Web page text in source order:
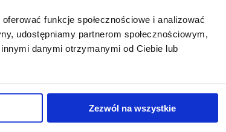
funkcje społecznościowe i analizować
udostępniamy partnerom społecznościowym,
danymi otrzymanymi od Ciebie lub
Zezwól na wszystkie